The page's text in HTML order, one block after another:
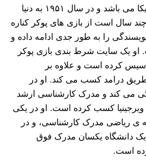
زاده ی کشور آمریکا می باشد و در سال ۱۹۵۱ به دنیا
سال است از بازی های پوکر کناره
را به طور جدی ادامه داده و
او یک سایت شرط بندی بازی پوکر
کرده است و علاوه بر
درامد کسب می کند. او در
می کند و مدرک کارشناسی ارشد
ویرجینیا کسب کرده است. او در یکی
ی ریاضی مدرک کارشناسی، و در
دانشگاه یکسان مدرک فوق
است.